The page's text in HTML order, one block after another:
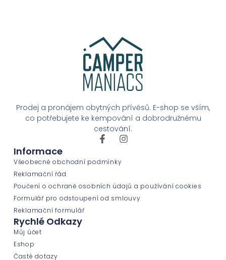
Prodej a pronájem obytných přívěsů. E-shop se vším,
co potřebujete ke kempování a dobrodružnému
cestování.
Informace
Všeobecné obchodní podmínky
Reklamační řád
Poučení o ochraně osobních údajů a používání cookies
Formulář pro odstoupení od smlouvy
Reklamační formulář
Rychlé Odkazy
Můj účet
Eshop
Časté dotazy